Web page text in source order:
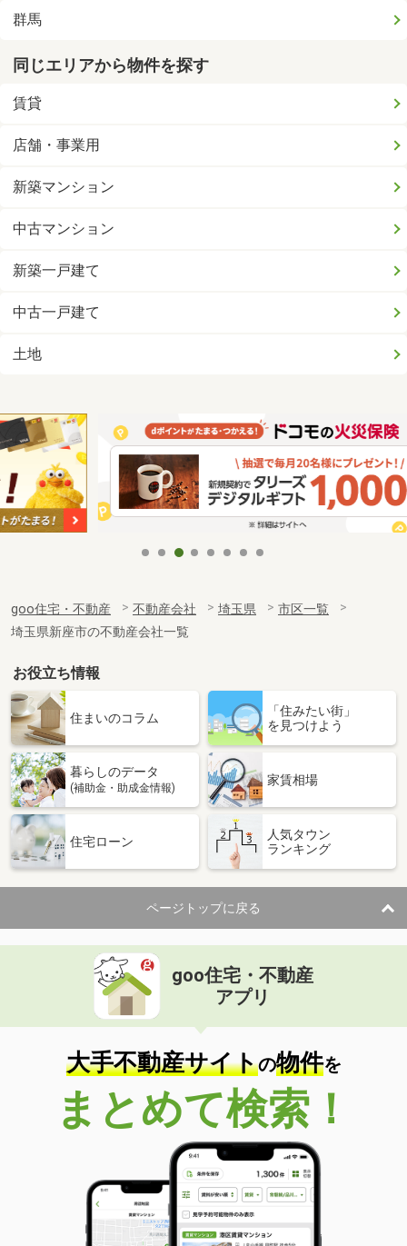
群馬
同じエリアから物件を探す
賃貸
店舗・事業用
新築マンション
中古マンション
新築一戸建て
中古一戸建て
土地
goo住宅・不動産 不動産会社 埼玉県
市区一覧
埼玉県新座市の不動産会社一覧
お役立ち情報
住まいのコラム
「住みたい街」
を見つけよう
暮らしのデータ
(補助金・助成金情報)
家賃相場
住宅ローン
人気タウン
ランキング
ページトップに戻る
goo住宅・不動産
アプリ
大手不動産サイトの物件を
まとめて検索！